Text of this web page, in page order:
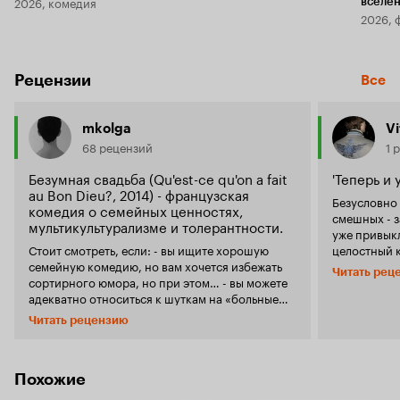
2026,
Рецензии Все
mkolga
68 рецензий
Безумная свадьба (Qu'est-ce qu'on a fait
au Bon Dieu?, 2014) - французская
комедия о семейных ценностях,
мультикультурализме и толерантности.
Стоит смотреть, если: - вы ищите хорошую
семейную комедию, но вам хочется избежать
сортирного юмора, но при этом… - вы можете
адекватно относиться к шуткам на «больные
темы» нашей современности и не только
безболезненно их воспринимать, но и
просто хотите посмеяться и хорошо провести
Читать рецензию
1
'Теперь и
смешных - забавных
уже
целостный
Читать
Похожие